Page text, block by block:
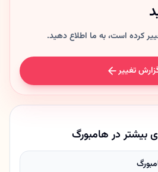
کرده است، به ما اطلاع دهید.
تغییر
بیشتر در هامبورگ